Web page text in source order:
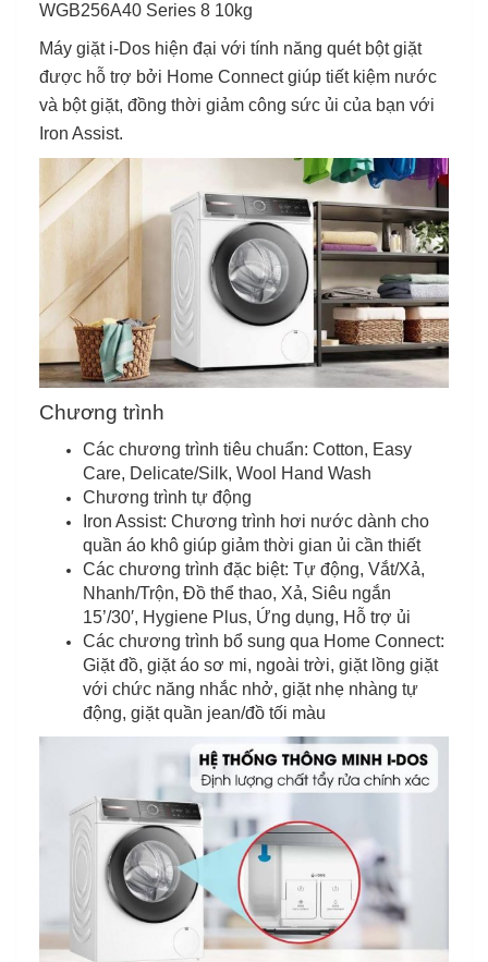
WGB256A40 Series 8 10kg
Máy giặt i-Dos hiện đại với tính năng quét bột giặt
được hỗ trợ bởi Home Connect giúp tiết kiệm nước
và bột giặt, đồng thời giảm công sức ủi của bạn với
Iron Assist.
Chương trình
Các chương trình tiêu chuẩn: Cotton, Easy
Care, Delicate/Silk, Wool Hand Wash
Chương trình tự động
Iron Assist: Chương trình hơi nước dành cho
quần áo khô giúp giảm thời gian ủi cần thiết
Các chương trình đặc biệt: Tự động, Vắt/Xả,
Nhanh/Trộn, Đồ thể thao, Xả, Siêu ngắn
15’/30′, Hygiene Plus, Ứng dụng, Hỗ trợ ủi
Các chương trình bổ sung qua Home Connect:
Giặt đồ, giặt áo sơ mi, ngoài trời, giặt lồng giặt
với chức năng nhắc nhở, giặt nhẹ nhàng tự
động, giặt quần jean/đồ tối màu